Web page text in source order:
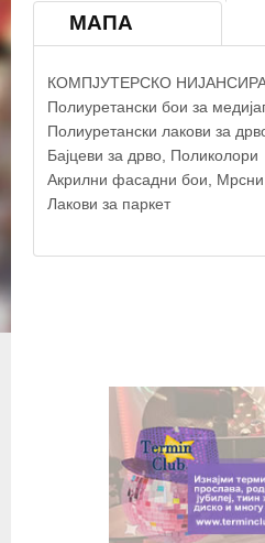
МАПА
КОМПЈУТЕРСКО
Полиуретански бои за
Полиуретански лакови за
Бајцеви за дрво, Поликолори
Акрилни фасадни бои,
Лакови за паркет